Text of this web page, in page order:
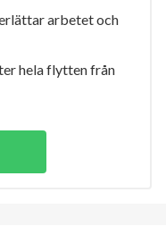
arbetet och
hela flytten från